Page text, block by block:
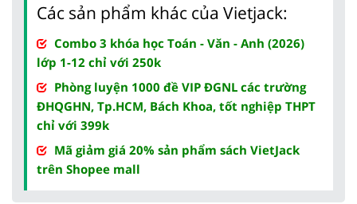
Các sản phẩm khác của Vietjack:
Combo 3 khóa học Toán - Văn - Anh (2026)
lớp 1-12 chỉ với 250k
Phòng luyện 1000 đề VIP ĐGNL các trường
ĐHQGHN, Tp.HCM, Bách Khoa, tốt nghiệp THPT
chỉ với 399k
Mã giảm giá 20% sản phẩm sách VietJack
trên Shopee mall